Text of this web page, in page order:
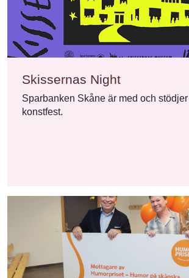
Skissernas Night
Sparbanken Skåne är med och
konstfest.